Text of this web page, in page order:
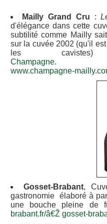
Mailly Grand Cru :
d'élégance dans cette
subtilité comme Mailly
sur la cuvée 2002 (qu'il
les
Champagne
www.champagne-
Gosset-Brabant,
gastronomie élaboré à
une bouche pleine de
brabant.fr/â€Ž gosset-